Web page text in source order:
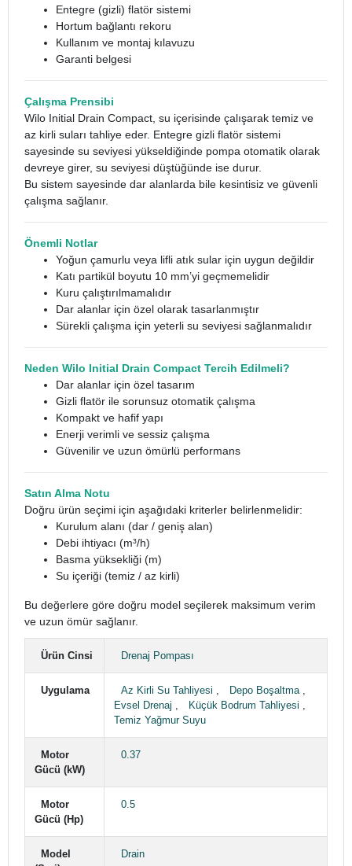
Entegre (gizli) flatör sistemi
Hortum bağlantı rekoru
Kullanım ve montaj kılavuzu
Garanti belgesi
Çalışma Prensibi
Wilo Initial Drain Compact, su içerisinde çalışarak temiz ve
az kirli suları tahliye eder. Entegre gizli flatör sistemi
sayesinde su seviyesi yükseldiğinde pompa otomatik olarak
devreye girer, su seviyesi düştüğünde ise durur.
Bu sistem sayesinde dar alanlarda bile kesintisiz ve güvenli
çalışma sağlanır.
Önemli Notlar
Yoğun çamurlu veya lifli atık sular için uygun değildir
Katı partikül boyutu 10 mm’yi geçmemelidir
Kuru çalıştırılmamalıdır
Dar alanlar için özel olarak tasarlanmıştır
Sürekli çalışma için yeterli su seviyesi sağlanmalıdır
Neden Wilo Initial Drain Compact Tercih Edilmeli?
Dar alanlar için özel tasarım
Gizli flatör ile sorunsuz otomatik çalışma
Kompakt ve hafif yapı
Enerji verimli ve sessiz çalışma
Güvenilir ve uzun ömürlü performans
Satın Alma Notu
Doğru ürün seçimi için aşağıdaki kriterler belirlenmelidir:
Kurulum alanı (dar / geniş alan)
Debi ihtiyacı (m³/h)
Basma yüksekliği (m)
Su içeriği (temiz / az kirli)
Bu değerlere göre doğru model seçilerek maksimum verim
ve uzun ömür sağlanır.
Ürün Cinsi Drenaj Pompası
Uygulama Az Kirli Su Tahliyesi , Depo Boşaltma,
Evsel Drenaj , Küçük Bodrum Tahliyesi ,
Temiz Yağmur Suyu
Motor
Gücü (kW)
0.37
Motor
Gücü (Hp)
0.5
Model
Drain